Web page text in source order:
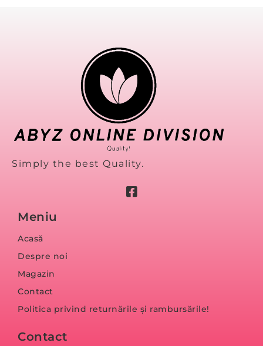
Simply the best Quality.
Meniu
Acasă
Despre noi
Magazin
Contact
Politica privind returnările și rambursările!
Contact